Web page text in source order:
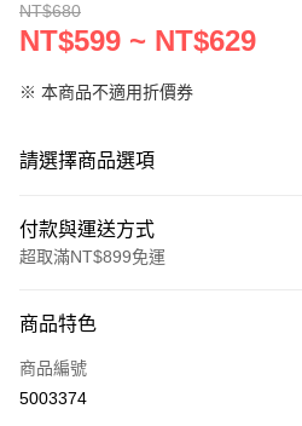
NT$680
NT$599 ~ NT$629
※ 本商品不適用折價券
請選擇商品選項
付款與運送方式
超取滿NT$899免運
信用卡一次付款
信用卡分期付款
商品特色
商品編號
5003374